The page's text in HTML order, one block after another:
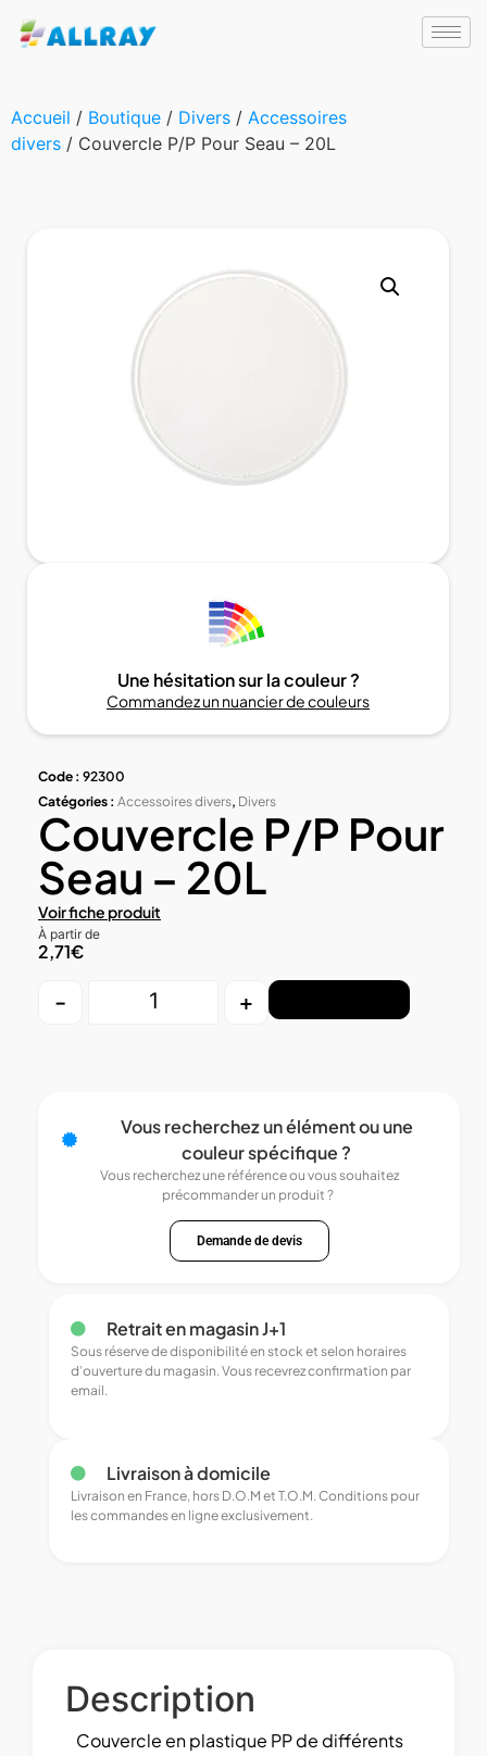
Accueil / Boutique / Divers / Accessoires
divers / Couvercle P/P Pour Seau – 20L
Une hésitation sur la couleur ?
Commandez un nuancier de couleurs
Code : 92300
Catégories : Accessoires divers, Divers
Couvercle P/P Pour
Seau – 20L
Voir fiche produit
À partir de
2,71€
- +
Vous recherchez un élément ou une
couleur spécifique ?
Vous recherchez une référence ou vous souhaitez
précommander un produit ?
Demande de devis
Retrait en magasin J+1
Sous réserve de disponibilité en stock et selon horaires
d’ouverture du magasin. Vous recevrez confirmation par
email.
Livraison à domicile
Livraison en France, hors D.O.M et T.O.M. Conditions pour
les commandes en ligne exclusivement.
Description
Couvercle en plastique PP de différents